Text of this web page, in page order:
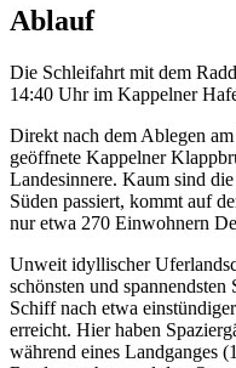
Ablauf
Die Schleifahrt mit dem
14:40 Uhr im Kappelner
Direkt nach dem Ablegen
geöffnete Kappelner
Landesinnere. Kaum sind
Süden passiert, kommt auf
nur etwa 270 Einwohnern
Unweit idyllischer
schönsten und spannendsten
Schiff nach etwa
erreicht. Hier haben
während eines Landganges